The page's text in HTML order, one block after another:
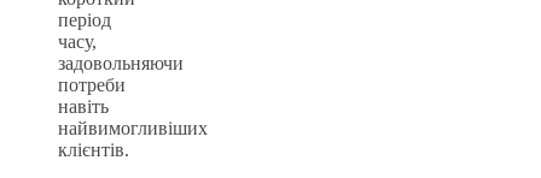
період
часу,
задовольняючи
потреби
навіть
найвимогливіших
клієнтів.